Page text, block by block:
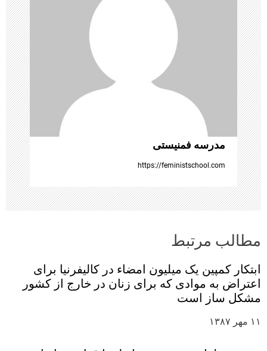
ش
ت
ه‌
ه
ا
مدرسه فمنیستی
https://feministschool.com
مطالب مرتبط
ابتکار کمپین یک میلیون امضاء در کالیفرنیا برای
اعتراض به موادی که برای زنان در خارج از کشور
مشکل ساز است
۱۱ مهر ۱۳۸۷